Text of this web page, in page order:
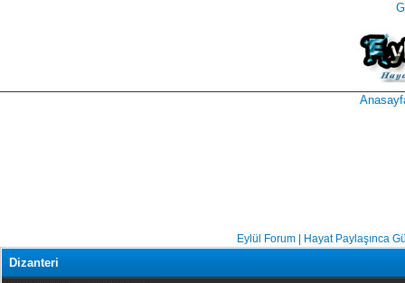
Eylül Forum | Hayat Paylaşınca
Dizanteri